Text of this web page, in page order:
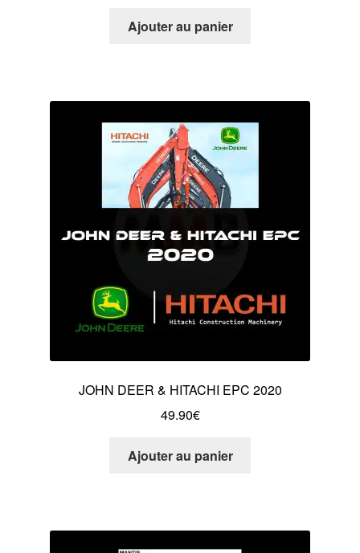
Ajouter au panier
JOHN DEER & HITACHI EPC 2020
49.90€
Ajouter au panier